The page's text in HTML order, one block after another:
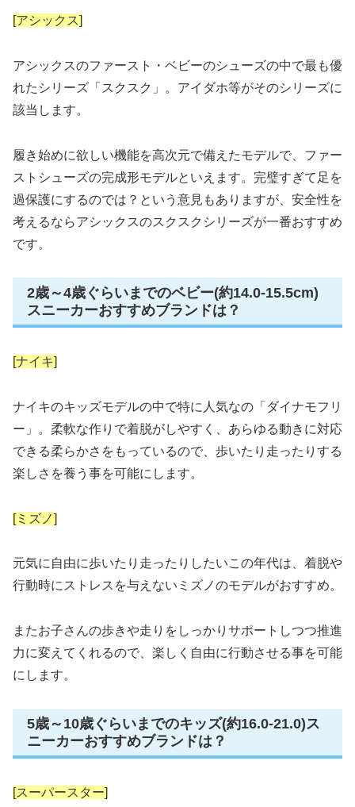
[アシックス]
アシックスのファースト・ベビーのシューズの中で最も優
れたシリーズ「スクスク」。アイダホ等がそのシリーズに
該当します。
履き始めに欲しい機能を高次元で備えたモデルで、ファー
ストシューズの完成形モデルといえます。完璧すぎて足を
過保護にするのでは？という意見もありますが、安全性を
考えるならアシックスのスクスクシリーズが一番おすすめ
です。
2歳～4歳ぐらいまでのベビー(約14.0-15.5cm)
スニーカーおすすめブランドは？
[ナイキ]
ナイキのキッズモデルの中で特に人気なの「ダイナモフリ
ー」。柔軟な作りで着脱がしやすく、あらゆる動きに対応
できる柔らかさをもっているので、歩いたり走ったりする
楽しさを養う事を可能にします。
[ミズノ]
元気に自由に歩いたり走ったりしたいこの年代は、着脱や
行動時にストレスを与えないミズノのモデルがおすすめ。
またお子さんの歩きや走りをしっかりサポートしつつ推進
力に変えてくれるので、楽しく自由に行動させる事を可能
にします。
5歳～10歳ぐらいまでのキッズ(約16.0-21.0)ス
ニーカーおすすめブランドは？
[スーパースター]